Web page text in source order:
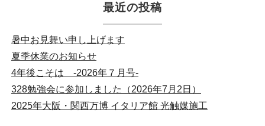
最近の投稿
暑中お見舞い申し上げます
夏季休業のお知らせ
4年後こそは -2026年７月号-
328勉強会に参加しました（2026年7月2日）
2025年大阪・関西万博 イタリア館 光触媒施工